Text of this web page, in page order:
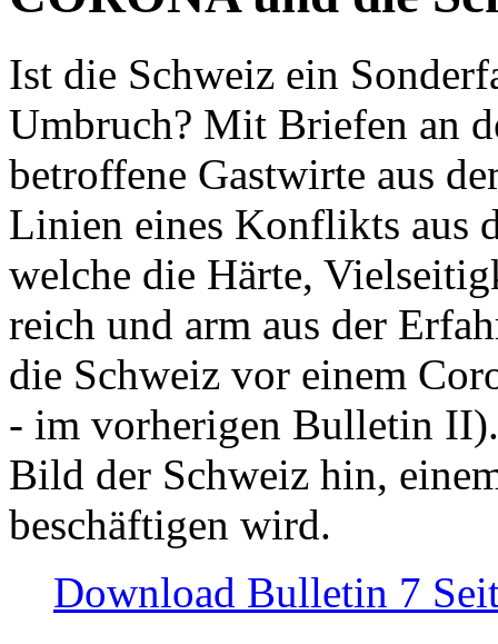
Ist die Schweiz ein
Umbruch? Mit Briefen an
betroffene Gastwirte aus
Linien eines Konflikts aus
welche die Härte,
reich und arm aus der
die Schweiz vor einem
- im vorherigen Bulletin
Bild der Schweiz hin,
beschäftigen wird.
Download Bulletin 7